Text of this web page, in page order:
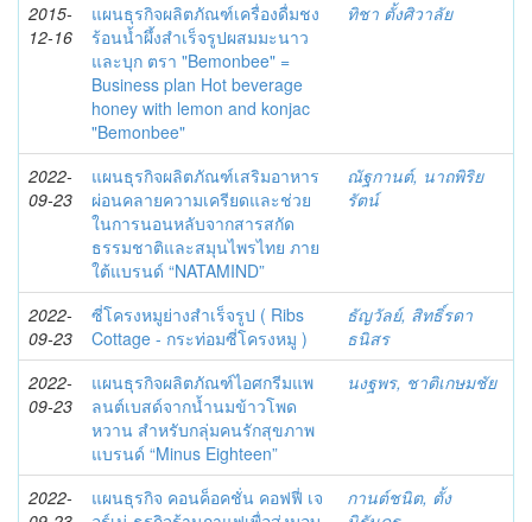
2015-
12-16
แผนธุรกิจผลิตภัณฑ์เครื่องดื่มชง
ร้อนน้ำผึ้งสำเร็จรูปผสมมะนาว
และบุก ตรา "Bemonbee" =
Business plan Hot beverage
honey with lemon and konjac
"Bemonbee"
ทิชา ตั้งศิวาลัย
2022-
09-23
แผนธุรกิจผลิตภัณฑ์เสริมอาหาร
ผ่อนคลายความเครียดและช่วย
ในการนอนหลับจากสารสกัด
ธรรมชาติและสมุนไพรไทย ภาย
ใต้แบรนด์ “NATAMIND”
ณัฐกานต์, นาถพิริย
รัตน์
2022-
09-23
ซี่โครงหมูย่างสำเร็จรูป ( Ribs
Cottage - กระท่อมซี่โครงหมู )
ธัญวัลย์, สิทธิ์รดา
ธนิสร
2022-
09-23
แผนธุรกิจผลิตภัณฑ์ไอศกรีมแพ
ลนต์เบสด์จากน้ำนมข้าวโพด
หวาน สำหรับกลุ่มคนรักสุขภาพ
แบรนด์ “Minus Eighteen”
นงฐพร, ชาติเกษมชัย
2022-
แผนธุรกิจ คอนค็อคชั่น คอฟฟี่ เจ
กานต์ชนิต, ตั้ง